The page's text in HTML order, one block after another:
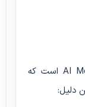
گوگل در حال رشد AI Overviews و AI Mode است که
دلیل: